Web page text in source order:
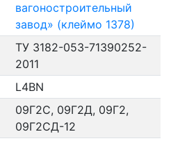
вагоностроительный
завод» (клеймо 1378)
ТУ 3182-053-71390252-
2011
L4BN
09Г2С, 09Г2Д, 09Г2,
09Г2СД-12